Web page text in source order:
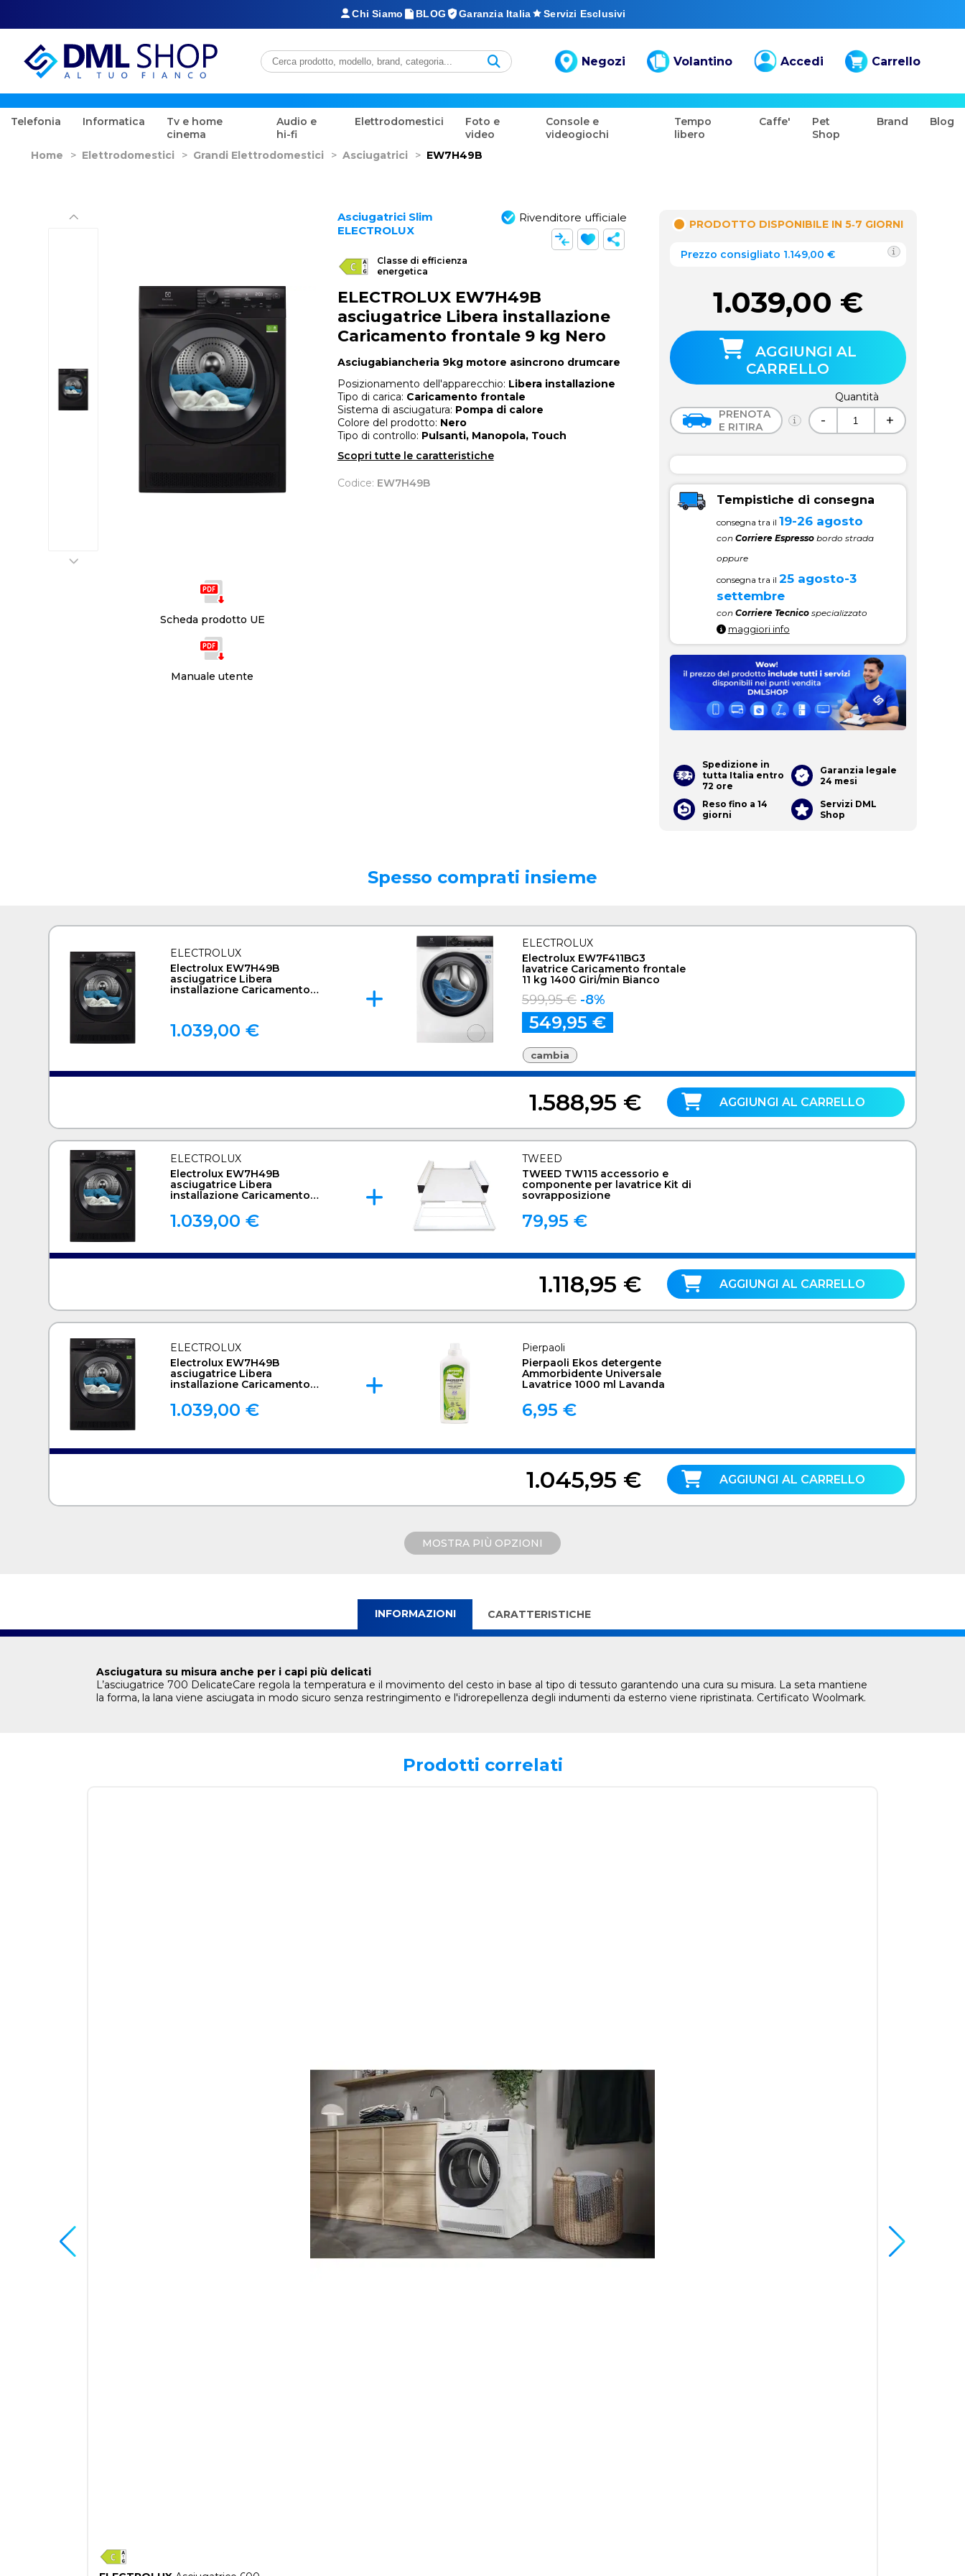
Chi Siamo BLOG Garanzia Italia Servizi Esclusivi
Negozi Volantino Accedi Carrello
Telefonia Informatica
Tv e home
cinema
Audio e
hi-fi
Elettrodomestici
Foto e
video
Console e
videogiochi
Tempo
libero
Caffe'
Pet
Shop
Brand Blog
Home > Elettrodomestici > Grandi Elettrodomestici > Asciugatrici > EW7H49B
Scheda prodotto UE
Manuale utente
Asciugatrici Slim
ELECTROLUX
Classe di efficienza
energetica
Rivenditore ufficiale
ELECTROLUX EW7H49B
asciugatrice Libera installazione
Caricamento frontale 9 kg Nero
Asciugabiancheria 9kg motore asincrono drumcare
Posizionamento dell'apparecchio: Libera installazione
Tipo di carica: Caricamento frontale
Sistema di asciugatura: Pompa di calore
Colore del prodotto: Nero
Tipo di controllo: Pulsanti, Manopola, Touch
Scopri tutte le caratteristiche
Codice: EW7H49B
PRODOTTO DISPONIBILE IN 5‑7 GIORNI
Prezzo consigliato 1.149,00 €
1.039,00 €
AGGIUNGI AL
CARRELLO
PRENOTA
E RITIRA
Quantità
- +
Tempistiche di consegna
consegna tra il 19-26 agosto
con Corriere Espressobordo strada
oppure
consegna tra il 25 agosto-3
settembre
con Corriere Tecnicospecializzato
maggiori info
Spedizione in
tutta Italia entro
72 ore
Garanzia legale
24 mesi
Reso fino a 14
giorni
Servizi DML
Shop
Spesso comprati insieme
ELECTROLUX
Electrolux EW7H49B
asciugatrice Libera
installazione Caricamento
1.039,00 €
ELECTROLUX
Electrolux EW7F411BG3
lavatrice Caricamento frontale
11 kg 1400 Giri/min Bianco
599,95 € -8%
549,95 €
cambia
1.588,95 € AGGIUNGI AL CARRELLO
ELECTROLUX
Electrolux EW7H49B
asciugatrice Libera
installazione Caricamento
1.039,00 €
TWEED
TWEED TW115 accessorio e
componente per lavatrice Kit di
sovrapposizione
79,95 €
1.118,95 € AGGIUNGI AL CARRELLO
ELECTROLUX
Electrolux EW7H49B
asciugatrice Libera
installazione Caricamento
1.039,00 €
Pierpaoli
Pierpaoli Ekos detergente
Ammorbidente Universale
Lavatrice 1000 ml Lavanda
6,95 €
1.045,95 € AGGIUNGI AL CARRELLO
MOSTRA PIÙ OPZIONI
INFORMAZIONI CARATTERISTICHE
Asciugatura su misura anche per i capi più delicati
L’asciugatrice 700 DelicateCare regola la temperatura e il movimento del cesto in base al tipo di tessuto garantendo una cura su misura. La seta mantiene
la forma, la lana viene asciugata in modo sicuro senza restringimento e l'idrorepellenza degli indumenti da esterno viene ripristinata. Certificato Woolmark.
Prodotti correlati